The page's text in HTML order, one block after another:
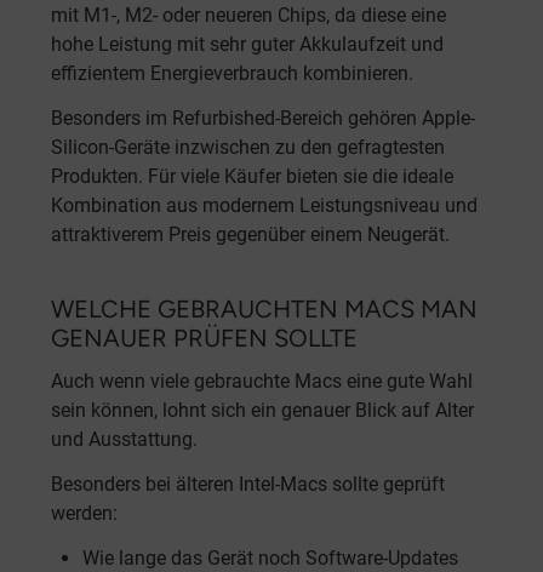
mit M1-, M2- oder neueren Chips, da diese eine
hohe Leistung mit sehr guter Akkulaufzeit und
effizientem Energieverbrauch kombinieren.
Besonders im Refurbished-Bereich gehören Apple-
Silicon-Geräte inzwischen zu den gefragtesten
Produkten. Für viele Käufer bieten sie die ideale
Kombination aus modernem Leistungsniveau und
attraktiverem Preis gegenüber einem Neugerät.
WELCHE GEBRAUCHTEN MACS MAN
GENAUER PRÜFEN SOLLTE
Auch wenn viele gebrauchte Macs eine gute Wahl
sein können, lohnt sich ein genauer Blick auf Alter
und Ausstattung.
Besonders bei älteren Intel-Macs sollte geprüft
werden:
Wie lange das Gerät noch Software-Updates